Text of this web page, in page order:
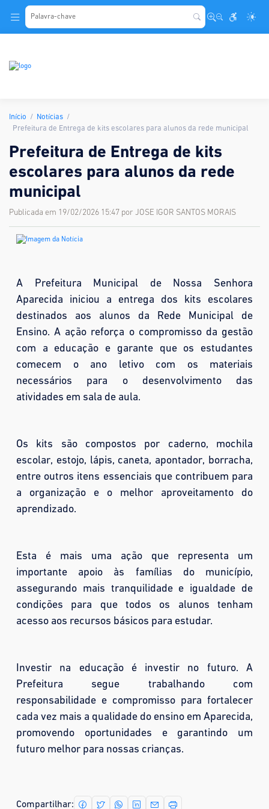
Início
Notícias
Prefeitura de Entrega de kits escolares para alunos da rede municipal
Prefeitura de Entrega de kits
escolares para alunos da rede
municipal
Publicada em 19/02/2026 15:47 por JOSE IGOR SANTOS MORAIS
A Prefeitura Municipal de Nossa Senhora
Aparecida iniciou a entrega dos kits escolares
destinados aos alunos da Rede Municipal de
Ensino. A ação reforça o compromisso da gestão
com a educação e garante que os estudantes
comecem o ano letivo com os materiais
necessários para o desenvolvimento das
atividades em sala de aula.
Os kits são compostos por caderno, mochila
escolar, estojo, lápis, caneta, apontador, borracha,
entre outros itens essenciais que contribuem para
a organização e o melhor aproveitamento do
aprendizado.
Esta é mais uma ação que representa um
importante apoio às famílias do município,
assegurando mais tranquilidade e igualdade de
condições para que todos os alunos tenham
acesso aos recursos básicos para estudar.
Investir na educação é investir no futuro. A
Prefeitura segue trabalhando com
responsabilidade e compromisso para fortalecer
cada vez mais a qualidade do ensino em Aparecida,
promovendo oportunidades e garantindo um
futuro melhor para nossas crianças.
Compartilhar: